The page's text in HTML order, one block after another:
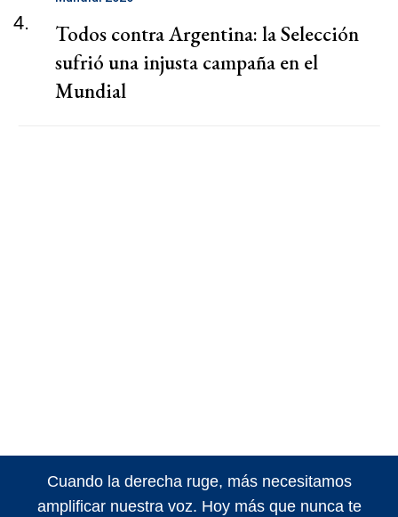
4.
Todos contra Argentina: la Selección
sufrió una injusta campaña en el
Mundial
Cuando la derecha ruge, más necesitamos
amplificar nuestra voz. Hoy más que nunca te